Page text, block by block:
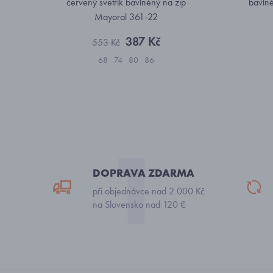
Mayoral 361-22
553 Kč 387 Kč
68 74 80 86
DOPRAVA ZDARMA
při objednávce nad 2 000 Kč
na Slovensko nad 120 €